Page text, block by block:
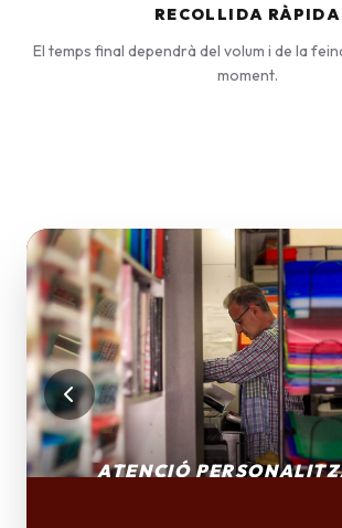
RECOLLIDA RÀPIDA
El temps final dependrà del volum i de la
moment.